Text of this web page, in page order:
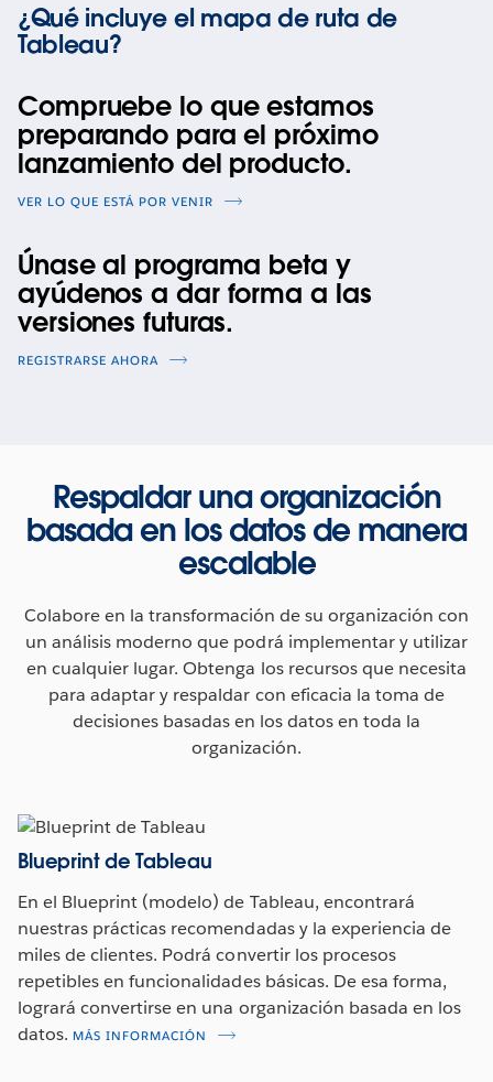
¿Qué incluye el mapa de ruta de
Tableau?
Compruebe lo que estamos
preparando para el próximo
lanzamiento del producto.
VER LO QUE ESTÁ POR VENIR
Únase al programa beta y
ayúdenos a dar forma a las
versiones futuras.
REGISTRARSE AHORA
Respaldar una organización
basada en los datos de manera
escalable
Colabore en la transformación de su organización con
un análisis moderno que podrá implementar y utilizar
en cualquier lugar. Obtenga los recursos que necesita
para adaptar y respaldar con eficacia la toma de
decisiones basadas en los datos en toda la
organización.
Blueprint de Tableau
En el Blueprint (modelo) de Tableau, encontrará
nuestras prácticas recomendadas y la experiencia de
miles de clientes. Podrá convertir los procesos
repetibles en funcionalidades básicas. De esa forma,
logrará convertirse en una organización basada en los
datos. MÁS INFORMACIÓN